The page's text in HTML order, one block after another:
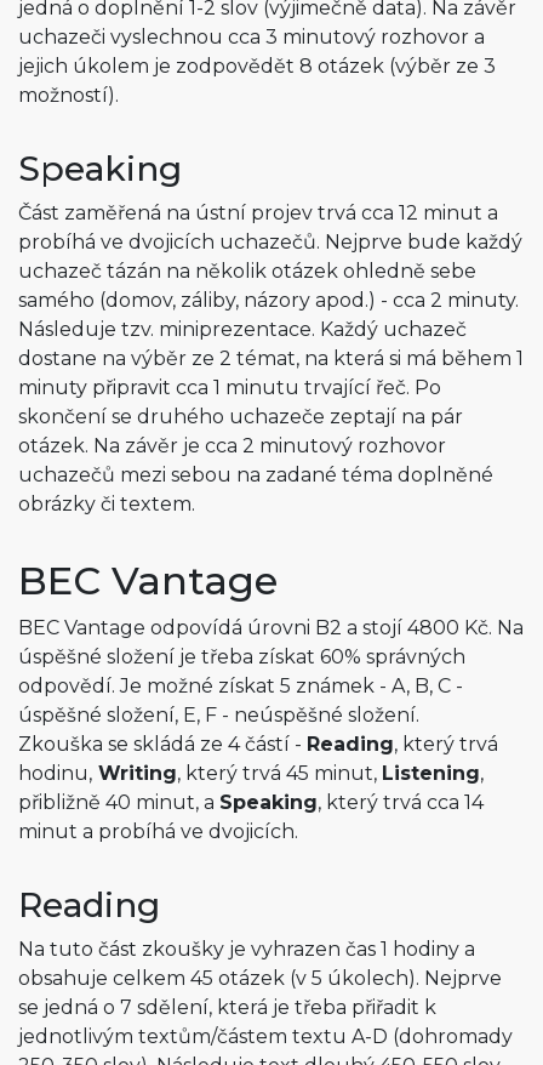
jedná o doplnění 1-2 slov (výjimečně data). Na závěr
uchazeči vyslechnou cca 3 minutový rozhovor a
jejich úkolem je zodpovědět 8 otázek (výběr ze 3
možností).
Speaking
Část zaměřená na ústní projev trvá cca 12 minut a
probíhá ve dvojicích uchazečů. Nejprve bude každý
uchazeč tázán na několik otázek ohledně sebe
samého (domov, záliby, názory apod.) - cca 2 minuty.
Následuje tzv. miniprezentace. Každý uchazeč
dostane na výběr ze 2 témat, na která si má během 1
minuty připravit cca 1 minutu trvající řeč. Po
skončení se druhého uchazeče zeptají na pár
otázek. Na závěr je cca 2 minutový rozhovor
uchazečů mezi sebou na zadané téma doplněné
obrázky či textem.
BEC Vantage
BEC Vantage odpovídá úrovni B2 a stojí 4800 Kč. Na
úspěšné složení je třeba získat 60% správných
odpovědí. Je možné získat 5 známek - A, B, C -
úspěšné složení, E, F - neúspěšné složení.
Zkouška se skládá ze 4 částí - Reading, který trvá
hodinu, Writing, který trvá 45 minut, Listening,
přibližně 40 minut, a Speaking, který trvá cca 14
minut a probíhá ve dvojicích.
Reading
Na tuto část zkoušky je vyhrazen čas 1 hodiny a
obsahuje celkem 45 otázek (v 5 úkolech). Nejprve
se jedná o 7 sdělení, která je třeba přiřadit k
jednotlivým textům/částem textu A-D (dohromady